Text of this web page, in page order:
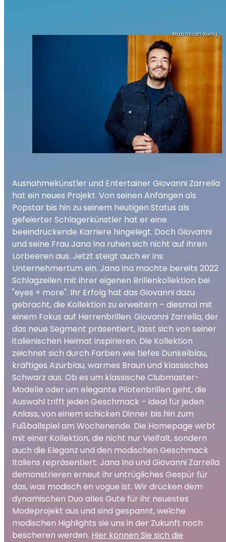
Maximilian König
Ausnahmekünstler und Entertainer Giovanni Zarrella
hat ein neues Projekt. Von seinen Anfängen als
Popstar bis hin zu seinem heutigen Status als
gefeierter Schlagerkünstler hat er eine
beeindruckende Karriere hingelegt. Doch Giovanni
und seine Frau Jana Ina ruhen sich nicht auf ihren
Lorbeeren aus. Jetzt steigt auch er ins
Unternehmertum ein. Jana Ina machte bereits 2022
Schlagzeilen mit ihrer eigenen Brillenkollektion bei
"eyes + more". Ihr Erfolg hat das Giovanni dazu
gebracht, die Kollektion zu erweitern – diesmal mit
einem Fokus auf Herrenbrillen. Giovanni Zarrella, der
das neue Segment präsentiert, lässt sich von seiner
italienischen Heimat inspirieren. Die Kollektion
zeichnet sich durch Farben wie tiefes Dunkelblau,
kräftiges Azurblau, warmes Braun und klassisches
Schwarz aus. Ob es um klassische Clubmaster-
Modelle oder um elegante Pilotenbrillen geht, die
Auswahl trifft jeden Geschmack – ideal für jeden
Anlass, von einem schicken Dinner bis hin zum
Fußballspiel am Wochenende. Die Homepage wirbt
mit einer Kollektion, die nicht nur Vielfalt, sondern
auch die Eleganz und den modischen Geschmack
Italiens repräsentiert. Jana Ina und Giovanni Zarrella
demonstrieren erneut ihr untrügliches Gespür für
das, was modisch en vogue ist. Wir drücken dem
dynamischen Duo alles Gute für ihr neuestes
Modeprojekt aus und sind gespannt, welche
modischen Highlights sie uns in der Zukunft noch
bescheren werden. Hier können Sie sich die